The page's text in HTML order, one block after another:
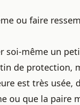
ou faire
soi-même un
de protection,
est très usée,
ou que la paire